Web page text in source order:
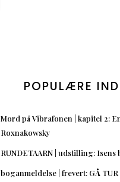
POPULÆRE
Mord på Vibrafonen | kapitel 2:
Roxnakowsky
RUNDETAARN | udstilling:
boganmeldelse | frevert: GÅ TUR